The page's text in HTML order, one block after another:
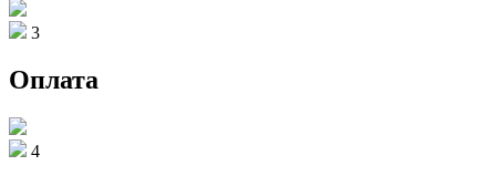
3
Оплата
4